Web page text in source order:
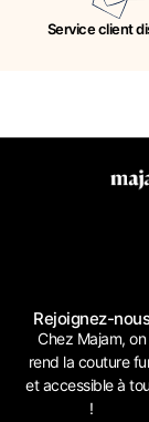
Service client
Rejoignez-
Chez Majam, on
rend la couture
et accessible à
!